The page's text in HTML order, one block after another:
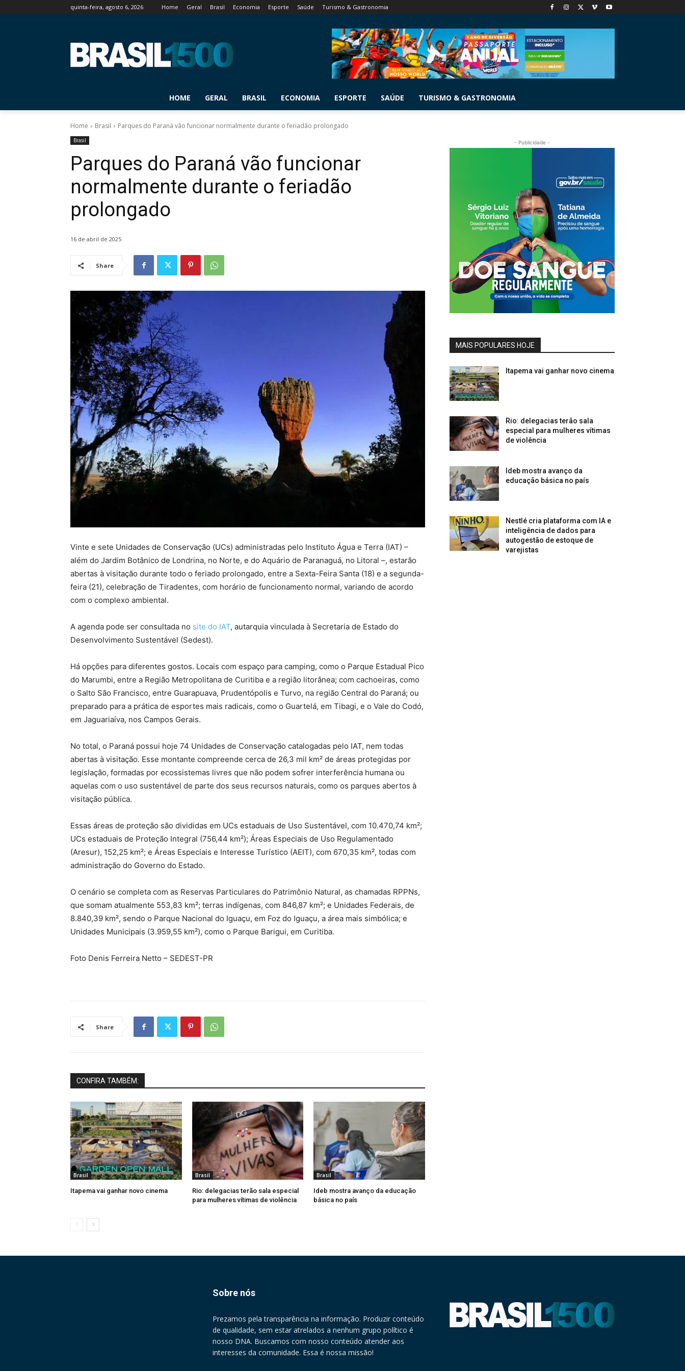
quinta-feira, agosto 6, 2026 Home Geral Brasil Economia Esporte Saúde Turismo & Gastronomia
HOME GERAL BRASIL ECONOMIA ESPORTE SAÚDE TURISMO & GASTRONOMIA
Home Brasil Parques do Paraná vão funcionar normalmente durante o feriadão prolongado
Brasil
Parques do Paraná vão funcionar
normalmente durante o feriadão
prolongado
16 de abril de 2025
Share
Vinte e sete Unidades de Conservação (UCs) administradas pelo Instituto Água e Terra (IAT) –
além do Jardim Botânico de Londrina, no Norte, e do Aquário de Paranaguá, no Litoral –, estarão
abertas à visitação durante todo o feriado prolongado, entre a Sexta-Feira Santa (18) e a segunda-
feira (21), celebração de Tiradentes, com horário de funcionamento normal, variando de acordo
com o complexo ambiental.
A agenda pode ser consultada no site do IAT, autarquia vinculada à Secretaria de Estado do
Desenvolvimento Sustentável (Sedest).
Há opções para diferentes gostos. Locais com espaço para camping, como o Parque Estadual Pico
do Marumbi, entre a Região Metropolitana de Curitiba e a região litorânea; com cachoeiras, como
o Salto São Francisco, entre Guarapuava, Prudentópolis e Turvo, na região Central do Paraná; ou
preparado para a prática de esportes mais radicais, como o Guartelá, em Tibagi, e o Vale do Codó,
em Jaguariaíva, nos Campos Gerais.
No total, o Paraná possui hoje 74 Unidades de Conservação catalogadas pelo IAT, nem todas
abertas à visitação. Esse montante compreende cerca de 26,3 mil km² de áreas protegidas por
legislação, formadas por ecossistemas livres que não podem sofrer interferência humana ou
aquelas com o uso sustentável de parte dos seus recursos naturais, como os parques abertos à
visitação pública.
Essas áreas de proteção são divididas em UCs estaduais de Uso Sustentável, com 10.470,74 km²;
UCs estaduais de Proteção Integral (756,44 km²); Áreas Especiais de Uso Regulamentado
(Aresur), 152,25 km²; e Áreas Especiais e Interesse Turístico (AEIT), com 670,35 km², todas com
administração do Governo do Estado.
O cenário se completa com as Reservas Particulares do Patrimônio Natural, as chamadas RPPNs,
que somam atualmente 553,83 km²; terras indígenas, com 846,87 km²; e Unidades Federais, de
8.840,39 km², sendo o Parque Nacional do Iguaçu, em Foz do Iguaçu, a área mais simbólica; e
Unidades Municipais (3.959,55 km²), como o Parque Barigui, em Curitiba.
Foto Denis Ferreira Netto – SEDEST-PR
Share
CONFIRA TAMBÉM:
Brasil
Itapema vai ganhar novo cinema
Brasil
Rio: delegacias terão sala especial
para mulheres vítimas de violência
Brasil
Ideb mostra avanço da educação
básica no país
- Publicidade -
MAIS POPULARES HOJE
Itapema vai ganhar novo cinema
Rio: delegacias terão sala
especial para mulheres vítimas
de violência
Ideb mostra avanço da
educação básica no país
Nestlé cria plataforma com IA e
inteligência de dados para
autogestão de estoque de
varejistas
Sobre nós
Prezamos pela transparência na informação. Produzir conteúdo
de qualidade, sem estar atrelados a nenhum grupo político é
nosso DNA. Buscamos com nosso conteúdo atender aos
interesses da comunidade. Essa é nossa missão!